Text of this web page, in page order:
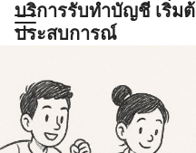
Skipบริการรับทำบัญชี เริ่ม
ประสบการณ์
ญชีและภาษีครบวงจร |